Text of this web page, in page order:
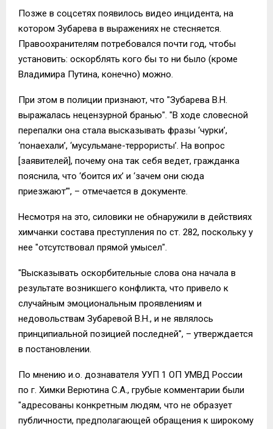
Позже в соцсетях появилось видео инцидента, на
котором Зубарева в выражениях не стесняется.
Правоохранителям потребовался почти год, чтобы
установить: оскорблять кого бы то ни было (кроме
Владимира Путина, конечно) можно.
При этом в полиции признают, что "Зубарева В.Н.
выражалась нецензурной бранью". "В ходе словесной
перепалки она стала высказывать фразы ‘чурки’,
‘понаехали’, ‘мусульмане-террористы’. На вопрос
[заявителей], почему она так себя ведет, гражданка
пояснила, что ‘боится их’ и ‘зачем они сюда
приезжают’", – отмечается в документе.
Несмотря на это, силовики не обнаружили в действиях
химчанки состава преступления по ст. 282, поскольку у
нее "отсутствовал прямой умысел".
"Высказывать оскорбительные слова она начала в
результате возникшего конфликта, что привело к
случайным эмоциональным проявлениям и
недовольствам Зубаревой В.Н., и не являлось
принципиальной позицией последней", – утверждается
в постановлении.
По мнению и.о. дознавателя УУП 1 ОП УМВД России
по г. Химки Верютина С.А., грубые комментарии были
"адресованы конкретным людям, что не образует
публичности, предполагающей обращения к широкому